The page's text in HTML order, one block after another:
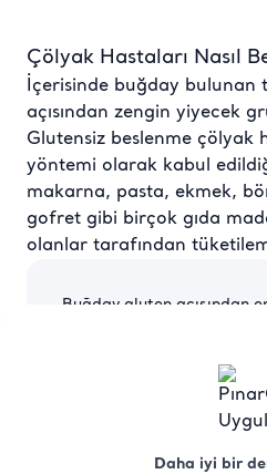
Daha iyi bir
Çölyak Hastaları Nasıl
İçerisinde buğday bulunan
açısından zengin yiyecek
Glutensiz beslenme çölyak
yöntemi olarak kabul
makarna, pasta, ekmek,
gofret gibi birçok gıda
olanlar tarafından
Buğday gluten açısından
Bu yüzden teşhis
en az 2 ay kadar süt ve
tüketilmemesi gerekiyor.
ve tek tek deneme